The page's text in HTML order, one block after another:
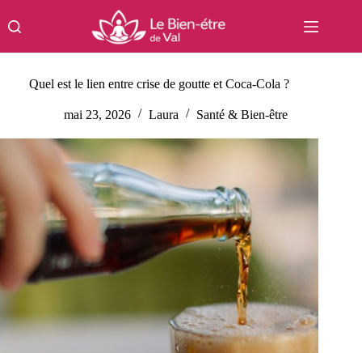
au
contenu
Quel est le lien entre crise de goutte et Coca-Cola ?
mai 23, 2026 Laura Santé & Bien-être